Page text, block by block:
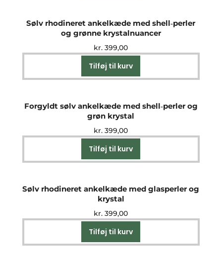
Sølv rhodineret ankelkæde med shell‑perler
og grønne krystalnuancer
kr. 399,00
Tilføj til kurv
Forgyldt sølv ankelkæde med shell‑perler og
grøn krystal
kr. 399,00
Tilføj til kurv
Sølv rhodineret ankelkæde med glasperler og
krystal
kr. 399,00
Tilføj til kurv